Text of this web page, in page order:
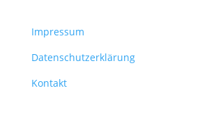
Impressum
Datenschutzerklärung
Kontakt